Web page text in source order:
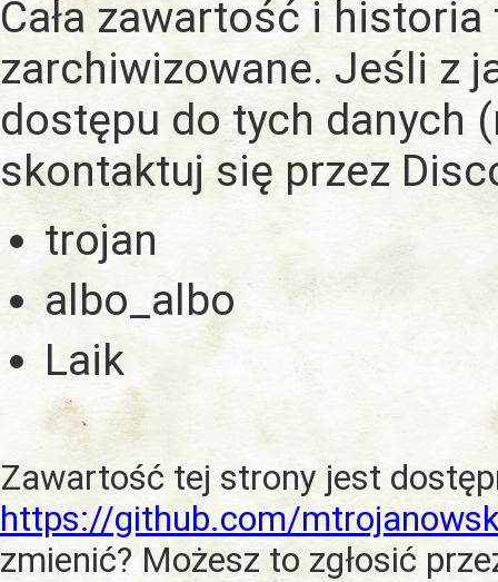
Cała zawartość i historia
zarchiwizowane. Jeśli z
dostępu do tych danych
skontaktuj się przez
trojan
albo_albo
Laik
Zawartość tej strony jest
https://github.com/
zmienić? Możesz to zgłosić